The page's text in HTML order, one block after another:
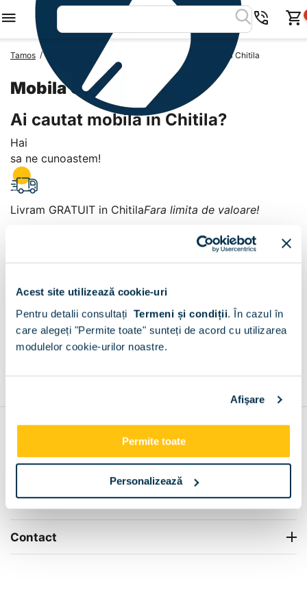
Acest site utilizează cookie-uri
Pentru detalii consultați Termeni și condiții. În cazul în
care alegeți "Permite toate" sunteți de acord cu utilizarea
modulelor cookie-urilor noastre.
Afişare
Permite toate
Personalizează
Tamos / Mobila Romania Mobila Judetul Ilfov Mobila Chitila
Mobila Chitila
Ai cautat mobila in Chitila?
Hai
sa ne cunoastem!
Livram GRATUIT in ChitilaFara limita de valoare!
Chitila
+
Info Center
Livrare
Contact